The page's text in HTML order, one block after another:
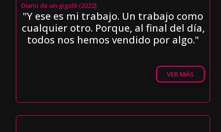
Diario de un gigoló (2022)
"Y ese es mi trabajo. Un trabajo como
cualquier otro. Porque, al final del día,
todos nos hemos vendido por algo."
VER MÁS